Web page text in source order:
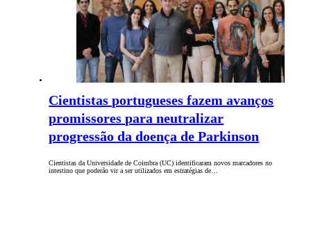
Cientistas portugueses fazem avanços
promissores para neutralizar
progressão da doença de Parkinson
Cientistas da Universidade de Coimbra (UC) identificaram novos marcadores no
intestino que poderão vir a ser utilizados em estratégias de…